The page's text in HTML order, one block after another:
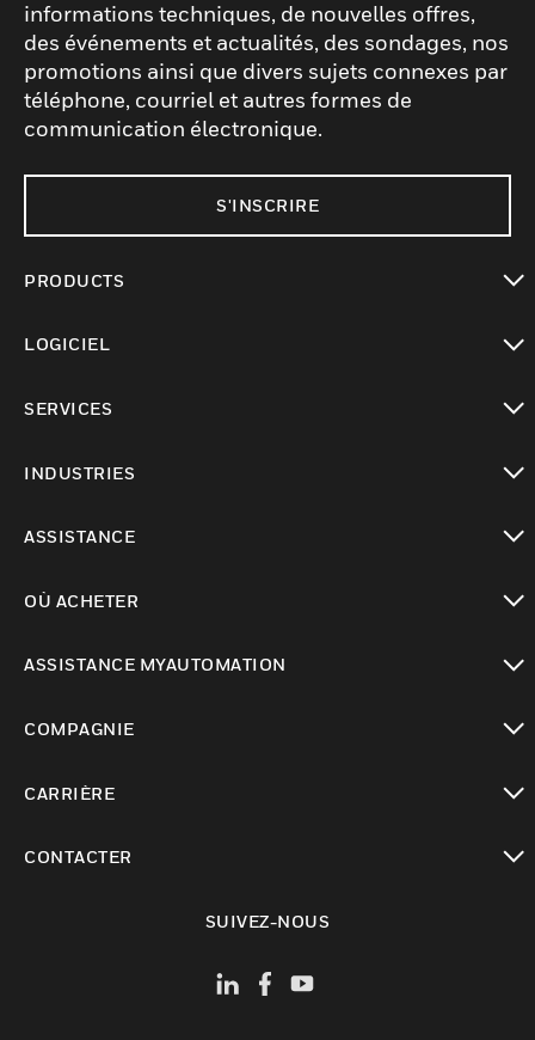
informations techniques, de nouvelles offres,
des événements et actualités, des sondages, nos
promotions ainsi que divers sujets connexes par
téléphone, courriel et autres formes de
communication électronique.
S'INSCRIRE
PRODUCTS
LOGICIEL
SERVICES
INDUSTRIES
ASSISTANCE
OÙ ACHETER
ASSISTANCE MYAUTOMATION
COMPAGNIE
CARRIÈRE
CONTACTER
SUIVEZ-NOUS